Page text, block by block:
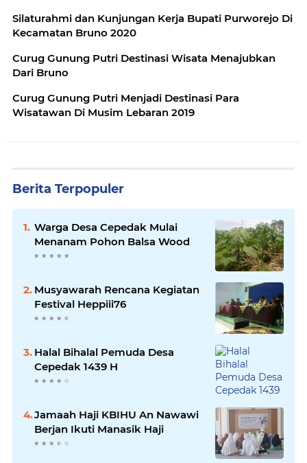
Silaturahmi dan Kunjungan Kerja Bupati Purworejo Di
Kecamatan Bruno 2020
Curug Gunung Putri Destinasi Wisata Menajubkan
Dari Bruno
Curug Gunung Putri Menjadi Destinasi Para
Wisatawan Di Musim Lebaran 2019
Berita Terpopuler
Warga Desa Cepedak Mulai
Menanam Pohon Balsa Wood
Musyawarah Rencana Kegiatan
Festival Heppiii76
Halal Bihalal Pemuda Desa
Cepedak 1439 H
Jamaah Haji KBIHU An Nawawi
Berjan Ikuti Manasik Haji